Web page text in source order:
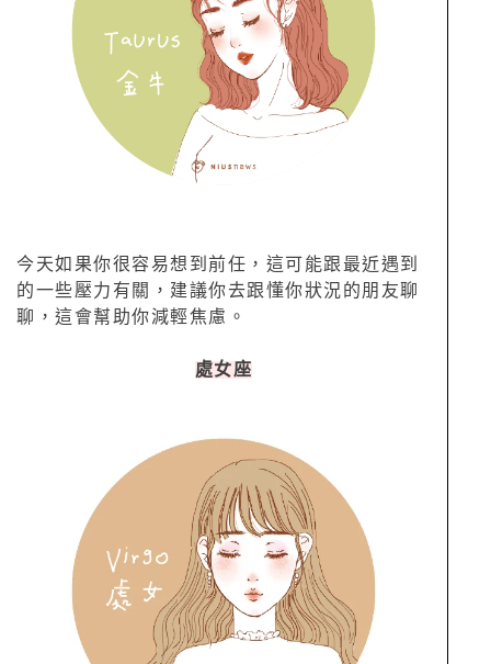
今天如果你很容易想到前任，這可能跟最近遇到
的一些壓力有關，建議你去跟懂你狀況的朋友聊
聊，這會幫助你減輕焦慮。
處女座